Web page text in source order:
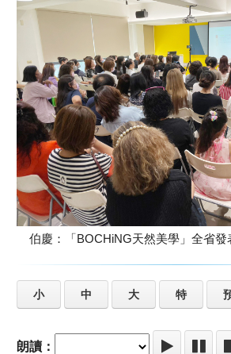
伯慶：「BOCHiNG天然美學」全省發
小 中 大 特
朗讀：